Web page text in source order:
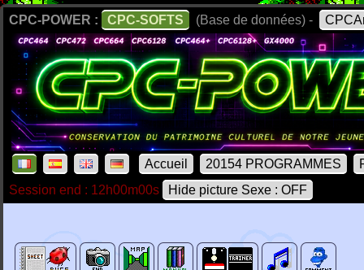
CPC-POWER : CPC-SOFTS (Base de données) -
Accueil 20154 PROGRAMMES
Session end : 12h00m00s
Hide picture Sexe : OFF